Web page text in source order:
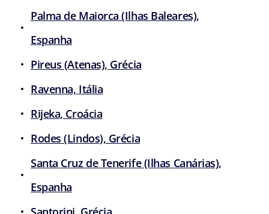
Palma de Maiorca (Ilhas Baleares),
Espanha
Pireus (Atenas), Grécia
Ravenna, Itália
Rijeka, Croácia
Rodes (Lindos), Grécia
Santa Cruz de Tenerife (Ilhas Canárias),
Espanha